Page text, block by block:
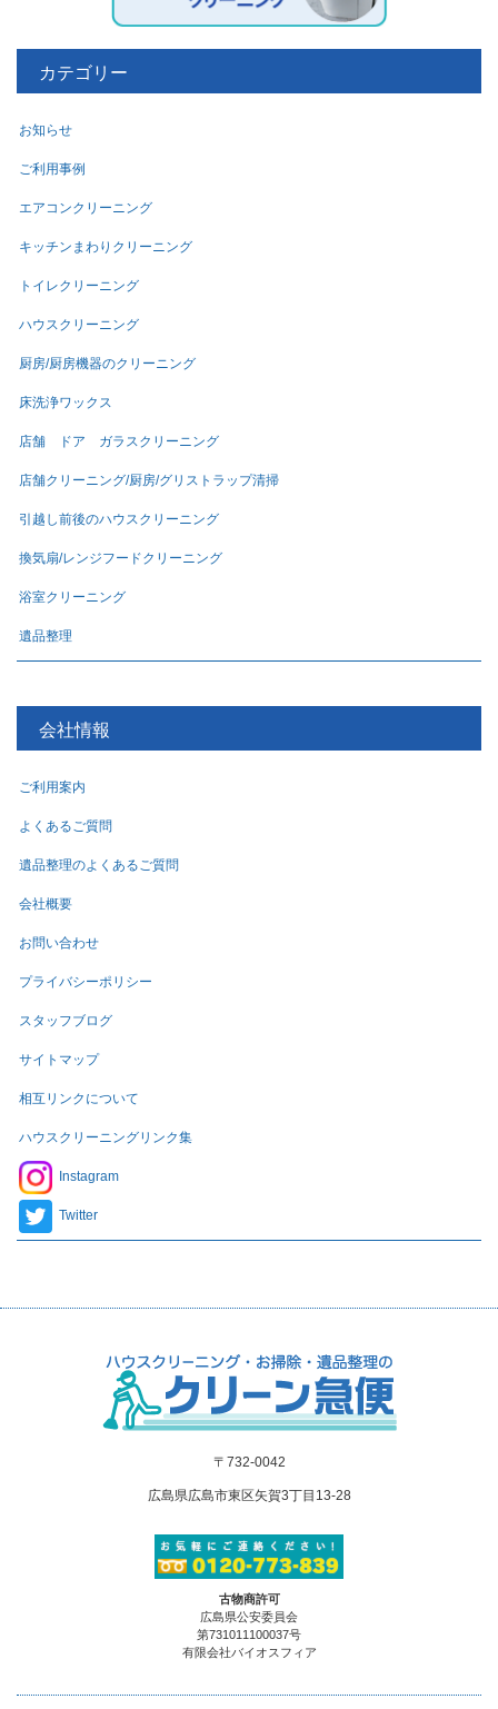
カテゴリー
お知らせ
ご利用事例
エアコンクリーニング
キッチンまわりクリーニング
トイレクリーニング
ハウスクリーニング
厨房/厨房機器のクリーニング
床洗浄ワックス
店舗 ドア ガラスクリーニング
店舗クリーニング/厨房/グリストラップ清掃
引越し前後のハウスクリーニング
換気扇/レンジフードクリーニング
浴室クリーニング
遺品整理
会社情報
ご利用案内
よくあるご質問
遺品整理のよくあるご質問
会社概要
お問い合わせ
プライバシーポリシー
スタッフブログ
サイトマップ
相互リンクについて
ハウスクリーニングリンク集
Instagram
Twitter
〒732-0042
広島県広島市東区矢賀3丁目13-28
古物商許可
広島県公安委員会
第731011100037号
有限会社バイオスフィア